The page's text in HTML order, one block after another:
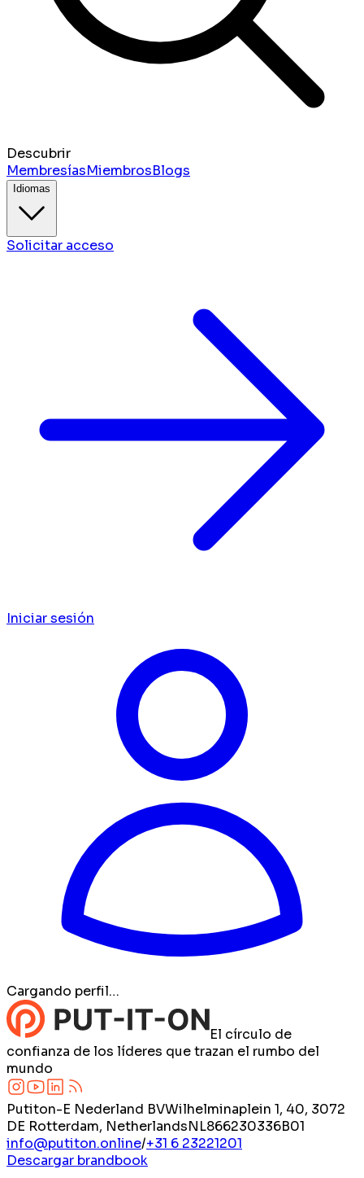
Descubrir
MembresíasMiembrosBlogs
Idiomas
Solicitar acceso
Iniciar sesión
Cargando perfil…
El círculo de
confianza de los líderes que trazan el rumbo del
mundo
Putiton-E Nederland BVWilhelminaplein 1, 40, 3072
DE Rotterdam, NetherlandsNL866230336B01
info@putiton.online/+31 6 23221201
Descargar brandbook